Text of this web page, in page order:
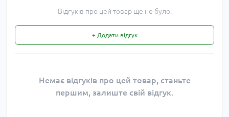
Відгуків про цей товар ще не було.
+ Додати відгук
Немає відгуків про цей товар, станьте
першим, залиште свій відгук.